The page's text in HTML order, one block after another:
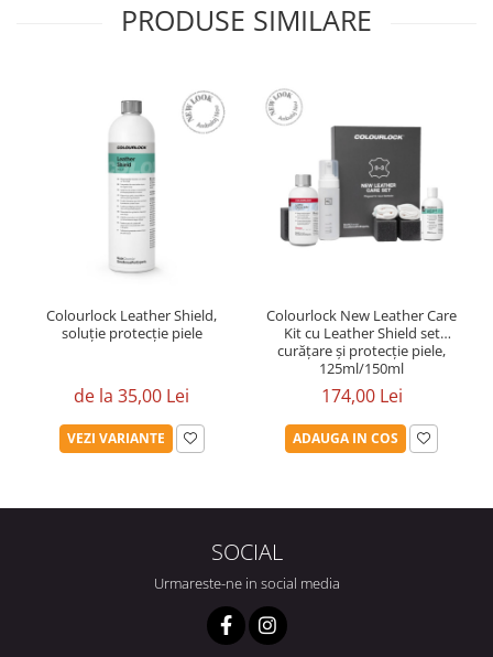
PRODUSE SIMILARE
Colourlock Leather Shield,
soluție protecție piele
de la 35,00 Lei
VEZI VARIANTE
Colourlock New Leather Care
Kit cu Leather Shield set
curățare și protecție piele,
125ml/150ml
174,00 Lei
ADAUGA IN COS
SOCIAL
Urmareste-ne in social media